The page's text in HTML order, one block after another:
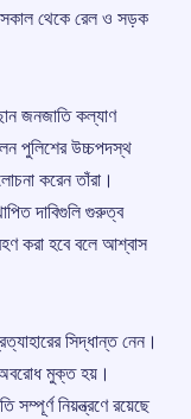
সকাল থেকে রেল ও সড়ক
জনজাতি কল্যাণ
পুলিশের উচ্চপদস্থ
করেন তাঁরা।
দাবিগুলি গুরুত্ব
করা হবে বলে আশ্বাস
সিদ্ধান্ত নেন।
অবরোধ মুক্ত হয়।
সম্পূর্ণ নিয়ন্ত্রণে রয়েছে